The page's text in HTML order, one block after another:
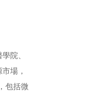
院、
場，
包括微